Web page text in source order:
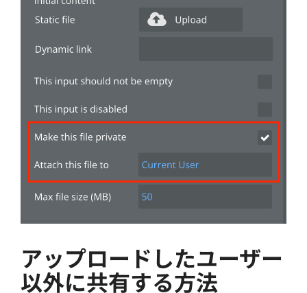
アップロードしたユーザー
以外に共有する方法